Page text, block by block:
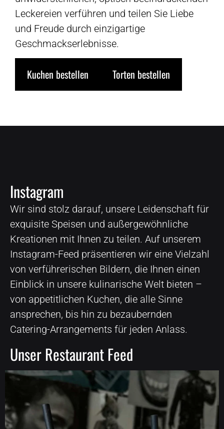
Leckereien verführen und teilen Sie Liebe
und Freude durch einzigartige
Geschmackserlebnisse.
Kuchen bestellen Torten bestellen
Instagram
Wir sind stolz darauf, unsere Leidenschaft für
exquisite Speisen und außergewöhnliche
Kreationen mit Ihnen zu teilen. Auf unserem
Instagram-Feed präsentieren wir eine Vielzahl
von verführerischen Bildern, die Ihnen einen
Einblick in unsere kulinarische Welt bieten –
von appetitlichen Kuchen, die alle Sinne
ansprechen, bis hin zu bezaubernden
Catering-Arrangements für jeden Anlass.
Unser Restaurant Feed
Come and try the best strawberry matcha in town.
🧁💌
.
.
#whatdoyoufancylove #fancyberlin #strawberrymatcha #matchaberlin